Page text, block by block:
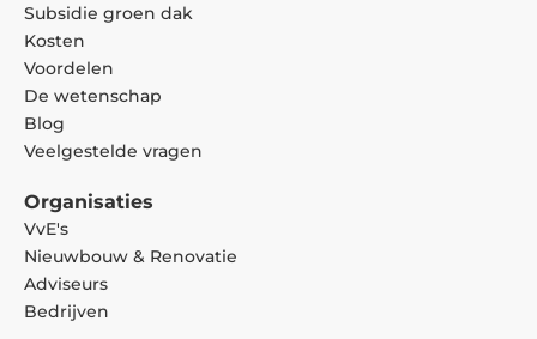
Subsidie groen dak
Kosten
Voordelen
De wetenschap
Blog
Veelgestelde vragen
Organisaties
VvE's
Nieuwbouw & Renovatie
Adviseurs
Bedrijven